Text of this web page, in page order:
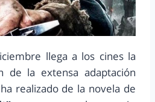
llega a los cines la
de la extensa adaptación
ha realizado de la novela de